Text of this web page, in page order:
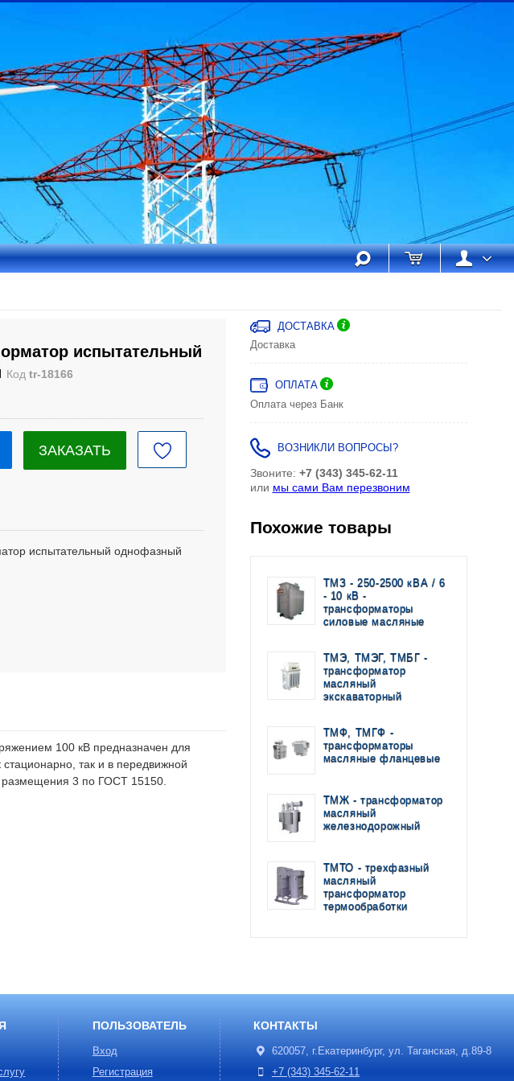
испытательный
Код tr-18166
ЗАКАЗАТЬ
испытательный однофазный
100 кВ предназначен для
так и в передвижной
размещения 3 по ГОСТ 15150.
ДОСТАВКА
Доставка
ОПЛАТА
Оплата через Банк
ВОЗНИКЛИ ВОПРОСЫ?
Звоните: +7 (343) 345-62-11
или мы сами Вам перезвоним
Похожие товары
ТМЗ - 250-2500 кВА / 6
- 10 кВ -
трансформаторы
силовые масляные
ТМЭ, ТМЭГ, ТМБГ -
трансформатор
масляный
экскаваторный
ТМФ, ТМГФ -
трансформаторы
масляные фланцевые
ТМЖ - трансформатор
масляный
железнодорожный
ТМТО - трехфазный
масляный
трансформатор
термообработки
ПОЛЬЗОВАТЕЛЬ
Вход
Регистрация
КОНТАКТЫ
620057, г.Екатеринбург, ул. Таганская, д.89-8
+7 (343) 345-62-11